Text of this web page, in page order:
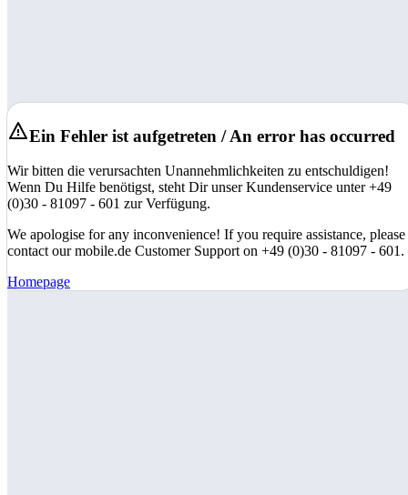
Ein Fehler ist aufgetreten / An error has occurred
Wir bitten die verursachten Unannehmlichkeiten zu entschuldigen!
Wenn Du Hilfe benötigst, steht Dir unser Kundenservice unter +49
(0)30 - 81097 - 601 zur Verfügung.
We apologise for any inconvenience! If you require assistance, please
contact our mobile.de Customer Support on +49 (0)30 - 81097 - 601.
Homepage